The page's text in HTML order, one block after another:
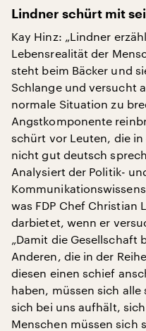
Lindner schürt mit
Kay Hinz: „Lindner
Lebensrealität der
steht beim Bäcker und
Schlange und versucht
normale Situation zu
Angstkomponente
schürt vor Leuten, die
nicht gut deutsch
Analysiert der Politik-
was FDP Chef Christian
darbietet, wenn er
„Damit die Gesellschaft
Anderen, die in der
diesen einen schief
haben, müssen sich alle
sich bei uns aufhält,
Menschen müssen sich